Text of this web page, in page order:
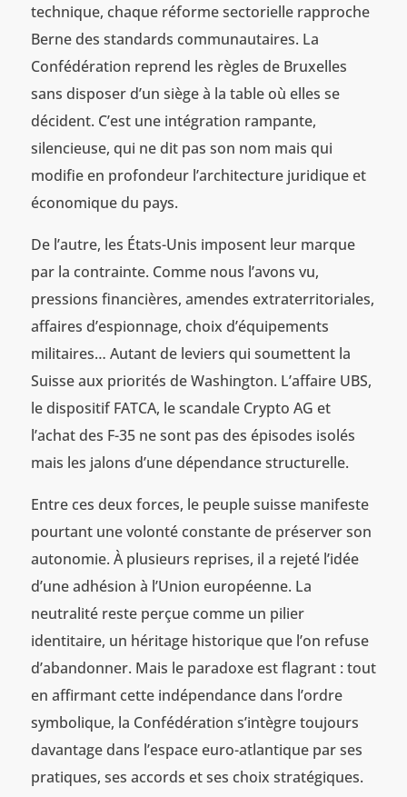
technique, chaque réforme sectorielle rapproche
Berne des standards communautaires. La
Confédération reprend les règles de Bruxelles
sans disposer d’un siège à la table où elles se
décident. C’est une intégration rampante,
silencieuse, qui ne dit pas son nom mais qui
modifie en profondeur l’architecture juridique et
économique du pays.
De l’autre, les États-Unis imposent leur marque
par la contrainte. Comme nous l’avons vu,
pressions financières, amendes extraterritoriales,
affaires d’espionnage, choix d’équipements
militaires… Autant de leviers qui soumettent la
Suisse aux priorités de Washington. L’affaire UBS,
le dispositif FATCA, le scandale Crypto AG et
l’achat des F-35 ne sont pas des épisodes isolés
mais les jalons d’une dépendance structurelle.
Entre ces deux forces, le peuple suisse manifeste
pourtant une volonté constante de préserver son
autonomie. À plusieurs reprises, il a rejeté l’idée
d’une adhésion à l’Union européenne. La
neutralité reste perçue comme un pilier
identitaire, un héritage historique que l’on refuse
d’abandonner. Mais le paradoxe est flagrant : tout
en affirmant cette indépendance dans l’ordre
symbolique, la Confédération s’intègre toujours
davantage dans l’espace euro-atlantique par ses
pratiques, ses accords et ses choix stratégiques.